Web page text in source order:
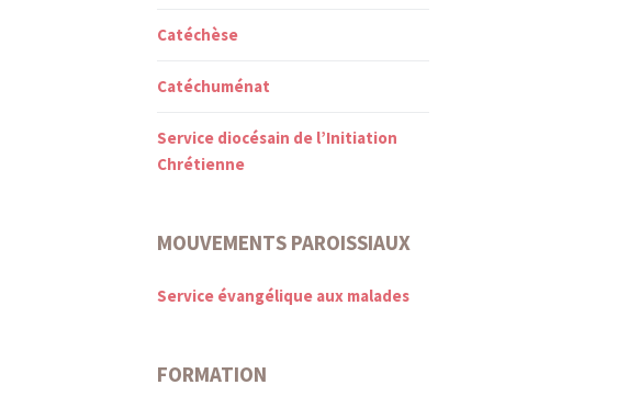
Catéchèse
Catéchuménat
Service diocésain de l’Initiation
Chrétienne
MOUVEMENTS PAROISSIAUX
Service évangélique aux malades
FORMATION